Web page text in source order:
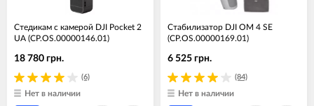
Cтедикам c камерой DJI Pocket 2
UA (CP.OS.00000146.01)
(6)
18 780 грн.
Нет в наличии
Стабилизатор DJI OM 4 SE
(CP.OS.00000169.01)
(84)
6 525 грн.
Нет в наличии